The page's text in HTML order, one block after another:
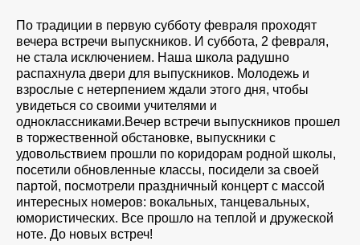
По традиции в первую субботу февраля проходят
вечера встречи выпускников. И суббота, 2 февраля,
не стала исключением. Наша школа радушно
распахнула двери для выпускников. Молодежь и
взрослые с нетерпением ждали этого дня, чтобы
увидеться со своими учителями и
одноклассниками.Вечер встречи выпускников прошел
в торжественной обстановке, выпускники с
удовольствием прошли по коридорам родной школы,
посетили обновленные классы, посидели за своей
партой, посмотрели праздничный концерт с массой
интересных номеров: вокальных, танцевальных,
юмористических. Все прошло на теплой и дружеской
ноте. До новых встреч!